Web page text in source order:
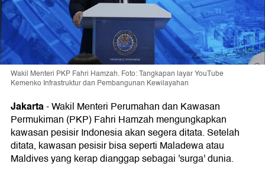
Wakil Menteri PKP Fahri Hamzah. Foto: Tangkapan layar YouTube
Kemenko Infrastruktur dan Pembangunan Kewilayahan
Jakarta-Wakil Menteri Perumahan dan Kawasan
Permukiman (PKP) Fahri Hamzah mengungkapkan
kawasan pesisir Indonesia akan segera ditata. Setelah
ditata, kawasan pesisir bisa seperti Maladewa atau
Maldives yang kerap dianggap sebagai 'surga' dunia.